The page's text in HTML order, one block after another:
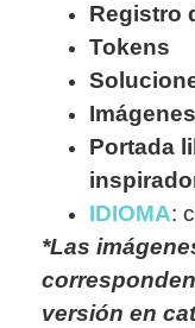
Registro
Tokens
Portada
IDIOMA:
*Las
versión en